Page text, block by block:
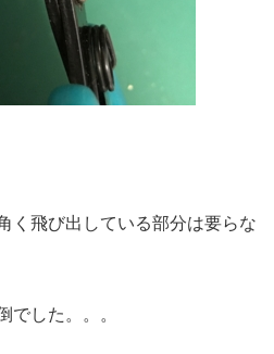
く飛び出している部分は要らな
でした。。。